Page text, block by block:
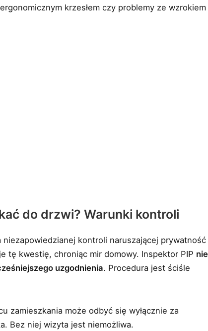
krzesłem czy problemy ze wzrokiem
do drzwi? Warunki kontroli
kontroli naruszającej prywatność
tę kwestię, chroniąc mir domowy. Inspektor PIP nie
uzgodnienia. Procedura jest ściśle
zamieszkania może odbyć się wyłącznie za
Bez niej wizyta jest niemożliwa.